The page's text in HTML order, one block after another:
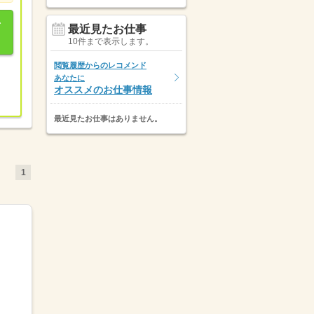
1
最近見たお仕事
10件まで表示します。
閲覧履歴からのレコメンド
あなたに
オススメのお仕事情報
最近見たお仕事はありません。